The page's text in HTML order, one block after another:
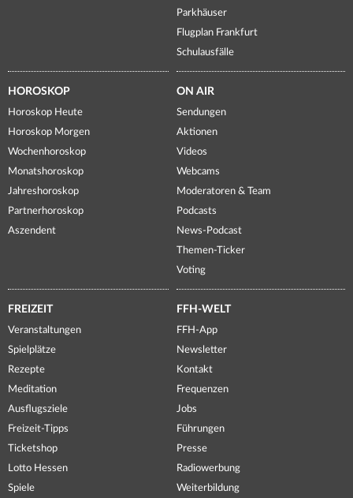
Parkhäuser
Flugplan Frankfurt
Schulausfälle
HOROSKOP
Horoskop Heute
Horoskop Morgen
Wochenhoroskop
Monatshoroskop
Jahreshoroskop
Partnerhoroskop
Aszendent
ON AIR
Sendungen
Aktionen
Videos
Webcams
Moderatoren & Team
Podcasts
News-Podcast
Themen-Ticker
Voting
FREIZEIT
Veranstaltungen
Spielplätze
Rezepte
Meditation
Ausflugsziele
Freizeit-Tipps
Ticketshop
Lotto Hessen
Spiele
FFH-WELT
FFH-App
Newsletter
Kontakt
Frequenzen
Jobs
Führungen
Presse
Radiowerbung
Weiterbildung